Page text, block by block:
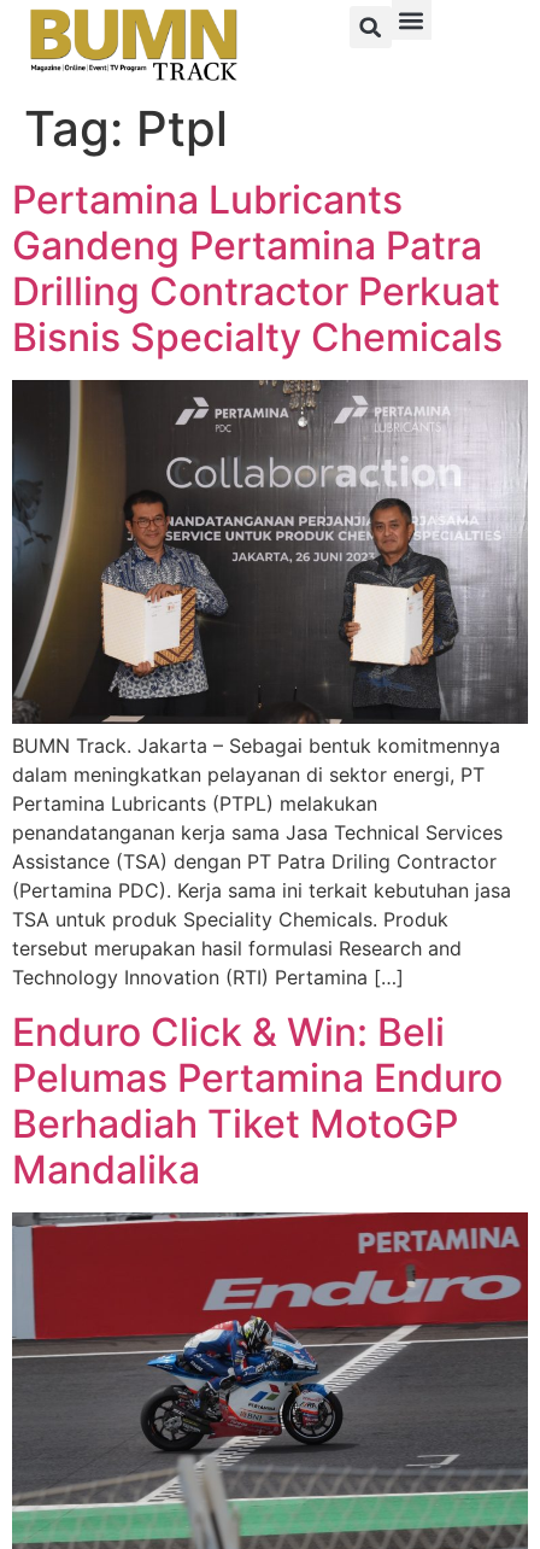
Tag: Ptpl
Pertamina Lubricants
Gandeng Pertamina Patra
Drilling Contractor Perkuat
Bisnis Specialty Chemicals
BUMN Track. Jakarta – Sebagai bentuk komitmennya
dalam meningkatkan pelayanan di sektor energi, PT
Pertamina Lubricants (PTPL) melakukan
penandatanganan kerja sama Jasa Technical Services
Assistance (TSA) dengan PT Patra Driling Contractor
(Pertamina PDC). Kerja sama ini terkait kebutuhan jasa
TSA untuk produk Speciality Chemicals. Produk
tersebut merupakan hasil formulasi Research and
Technology Innovation (RTI) Pertamina […]
Enduro Click & Win: Beli
Pelumas Pertamina Enduro
Berhadiah Tiket MotoGP
Mandalika